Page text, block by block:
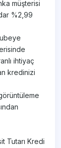
müşterisi
%2,99
ihtiyaç
kredinizi
Tutarı Kredi